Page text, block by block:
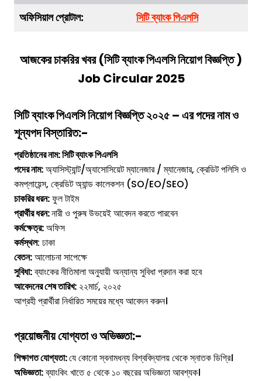
অফিসিয়াল প্রোটাল:
সিটি ব্যাংক পিএলসি
আজকের চাকরির খবর (সিটি ব্যাংক পিএলসিনিয়োগ বিজ্ঞপ্তি)
Job Circular 2025
সিটি ব্যাংক পিএলসিনিয়োগ বিজ্ঞপ্তি ২০২৫ – এর পদের নাম ও
শূন্যপদ বিস্তারিত:-
প্রতিষ্ঠানের নাম: সিটি ব্যাংক পিএলসি
পদের নাম:অ্যাসিস্ট্যান্ট/অ্যাসোসিয়েট ম্যানেজার / ম্যানেজার, ক্রেডিট পলিসি ও
কমপ্লায়েন্স, ক্রেডিট অ্যান্ড কালেকশন (SO/EO/SEO)
চাকরির ধরন:ফুল টাইম
প্রার্থীর ধরন:নারী ও পুরুষ উভয়েই আবেদন করতে পারবেন
কর্মক্ষেত্র:অফিস
কর্মস্থল: ঢাকা
বেতন:আলোচনা সাপেক্ষে
সুবিধা:ব্যাংকের নীতিমালা অনুযায়ী অন্যান্য সুবিধা প্রদান করা হবে
আবেদনের শেষ তারিখ: ২২মার্চ, ২০২৫
আগ্রহী প্রার্থীরা নির্ধারিত সময়ের মধ্যে আবেদন করুন।
প্রয়োজনীয় যোগ্যতা ও অভিজ্ঞতা:-
শিক্ষাগত যোগ্যতা:যে কোনো স্বনামধন্য বিশ্ববিদ্যালয় থেকে স্নাতক ডিগ্রি।
অভিজ্ঞতা:ব্যাংকিং খাতে ৫ থেকে ১০ বছরের অভিজ্ঞতা আবশ্যক।